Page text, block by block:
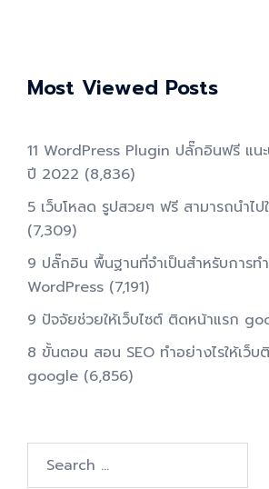
Most Viewed Posts
11 WordPress Plugin ปลั๊กอินฟรี แน
ปี 2022 (8,836)
5 เว็บโหลด รูปสวยๆ ฟรี สามารถนำไ
(7,309)
9 ปลั๊กอิน พื้นฐานที่จำเป็นสำหรับการทํา
WordPress (7,191)
9 ปัจจัยช่วยให้เว็บไซต์ ติดหน้าแรก
8 ขั้นตอน สอน SEO ทําอย่างไรให้เว็
google (6,856)
for: